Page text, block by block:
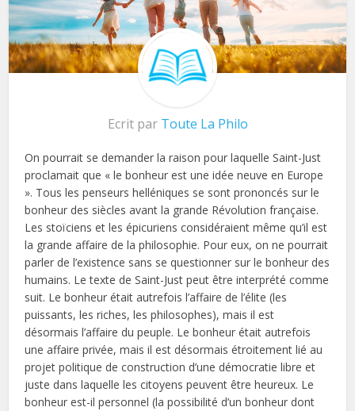
Ecrit par Toute La Philo
On pourrait se demander la raison pour laquelle Saint-Just
proclamait que « le bonheur est une idée neuve en Europe
». Tous les penseurs helléniques se sont prononcés sur le
bonheur des siècles avant la grande Révolution française.
Les stoïciens et les épicuriens considéraient même qu’il est
la grande affaire de la philosophie. Pour eux, on ne pourrait
parler de l’existence sans se questionner sur le bonheur des
humains. Le texte de Saint-Just peut être interprété comme
suit. Le bonheur était autrefois l’affaire de l’élite (les
puissants, les riches, les philosophes), mais il est
désormais l’affaire du peuple. Le bonheur était autrefois
une affaire privée, mais il est désormais étroitement lié au
projet politique de construction d’une démocratie libre et
juste dans laquelle les citoyens peuvent être heureux. Le
bonheur est-il personnel (la possibilité d’un bonheur dont